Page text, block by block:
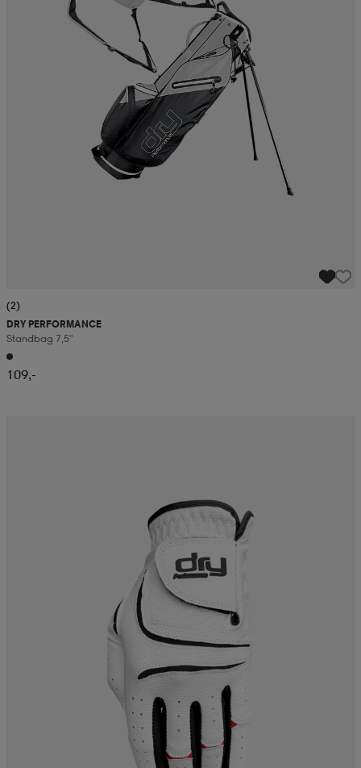
(2)
DRY PERFORMANCE
Standbag 7,5"
109,-